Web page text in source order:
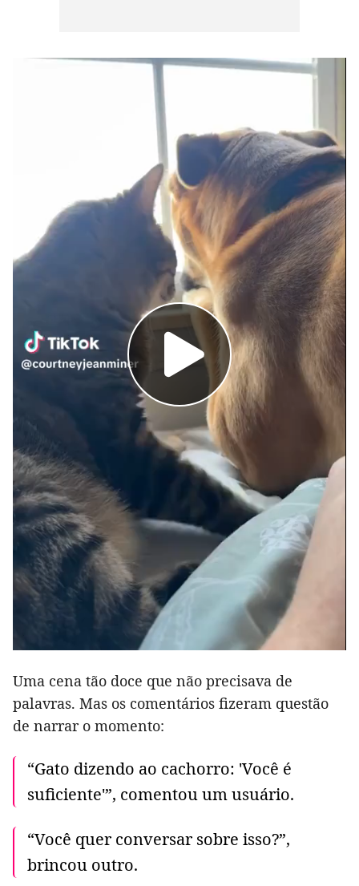
Uma cena tão doce que não precisava de
palavras. Mas os comentários fizeram questão
de narrar o momento:
“Gato dizendo ao cachorro: 'Você é
suficiente'”, comentou um usuário.
“Você quer conversar sobre isso?”,
brincou outro.